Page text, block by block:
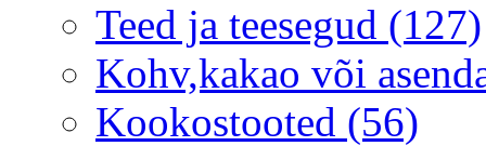
Teed ja teesegud (127)
Kohv,kakao või
Kookostooted (56)